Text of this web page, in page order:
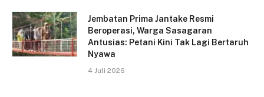
Jembatan Prima Jantake Resmi
Beroperasi, Warga Sasagaran
Antusias: Petani Kini Tak Lagi Bertaruh
Nyawa
4 Juli 2026